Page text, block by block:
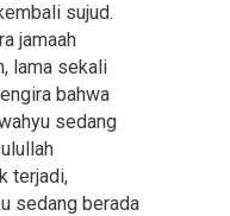
sujud.
jamaah
lama sekali
bahwa
sedang
terjadi,
sedang berada